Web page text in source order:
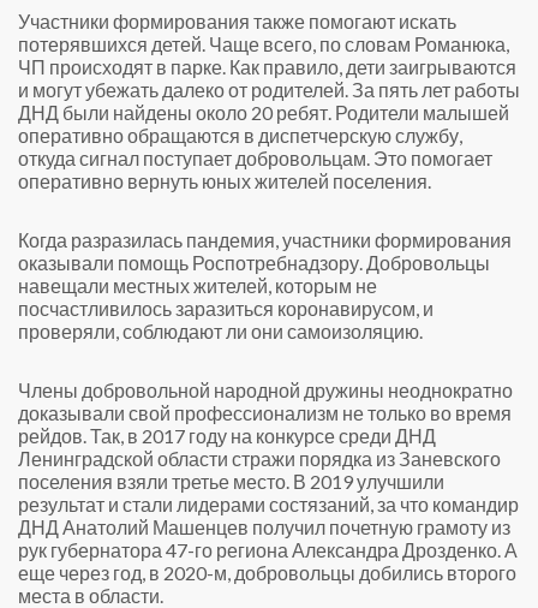
Участники формирования также помогают искать
потерявшихся детей. Чаще всего, по словам Романюка,
ЧП происходят в парке. Как правило, дети заигрываются
и могут убежать далеко от родителей. За пять лет работы
ДНД были найдены около 20 ребят. Родители малышей
оперативно обращаются в диспетчерскую службу,
откуда сигнал поступает добровольцам. Это помогает
оперативно вернуть юных жителей поселения.
Когда разразилась пандемия, участники формирования
оказывали помощь Роспотребнадзору. Добровольцы
навещали местных жителей, которым не
посчастливилось заразиться коронавирусом, и
проверяли, соблюдают ли они самоизоляцию.
Члены добровольной народной дружины неоднократно
доказывали свой профессионализм не только во время
рейдов. Так, в 2017 году на конкурсе среди ДНД
Ленинградской области стражи порядка из Заневского
поселения взяли третье место. В 2019 улучшили
результат и стали лидерами состязаний, за что командир
ДНД Анатолий Машенцев получил почетную грамоту из
рук губернатора 47-го региона Александра Дрозденко. А
еще через год, в 2020-м, добровольцы добились второго
места в области.